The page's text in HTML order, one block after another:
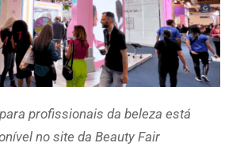
profissionais da beleza está
no site da Beauty Fair